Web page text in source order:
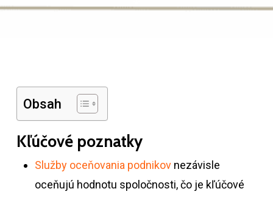
Obsah
Kľúčové poznatky
Služby oceňovania podnikovnezávisle
oceňujú hodnotu spoločnosti, čo je kľúčové